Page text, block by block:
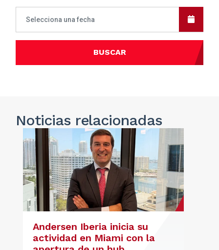
BUSCAR
Noticiasrelacionadas
Andersen Iberia inicia su
actividad en Miami con la